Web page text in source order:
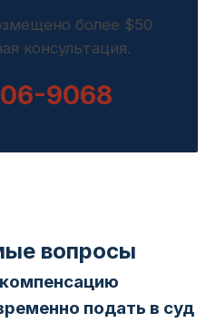
более $50
консультация.
9068
вопросы
подать в суд